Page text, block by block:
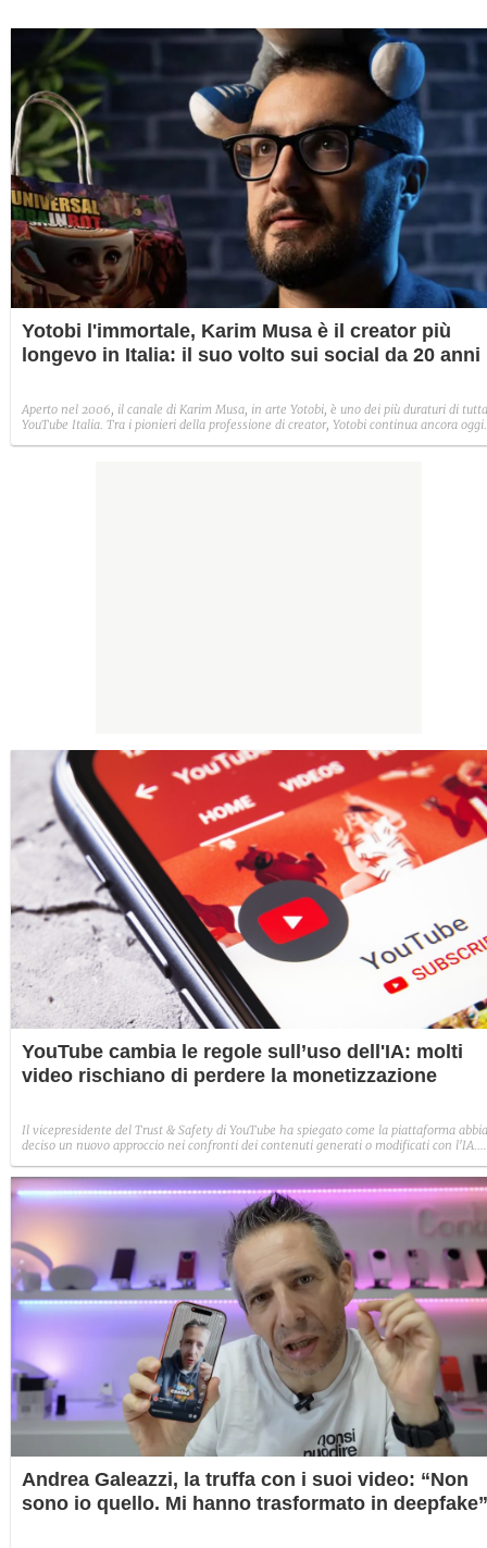
Yotobi l'immortale, Karim Musa è il creator più
longevo in Italia: il suo volto sui social da 20 anni
Aperto nel 2006, il canale di Karim Musa, in arte Yotobi, è uno dei più duraturi di tutta
YouTube Italia. Tra i pionieri della professione di creator, Yotobi continua ancora oggi
YouTube cambia le regole sull’uso dell'IA: molti
video rischiano di perdere la monetizzazione
Il vicepresidente del Trust & Safety di YouTube ha spiegato come la piattaforma abbia
deciso un nuovo approccio nei confronti dei contenuti generati o modificati con l'IA.
sensibili non saranno più monetizzabili.
Andrea Galeazzi, la truffa con i suoi video: “Non
sono io quello. Mi hanno trasformato in deepfake”